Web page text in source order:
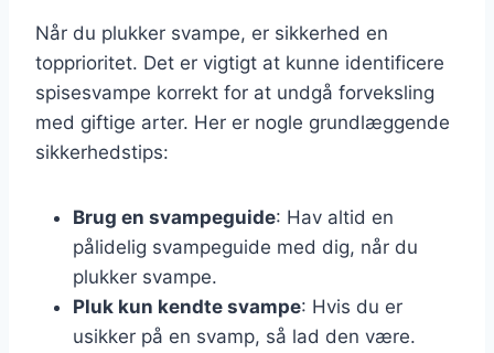
Når du plukker svampe, er sikkerhed en
topprioritet. Det er vigtigt at kunne identificere
spisesvampe korrekt for at undgå forveksling
med giftige arter. Her er nogle grundlæggende
sikkerhedstips:
Brug en svampeguide: Hav altid en
pålidelig svampeguide med dig, når du
plukker svampe.
Pluk kun kendte svampe: Hvis du er
usikker på en svamp, så lad den være.